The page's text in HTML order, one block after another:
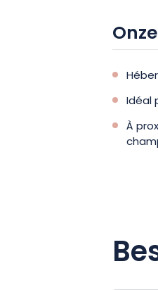
Idéal
À